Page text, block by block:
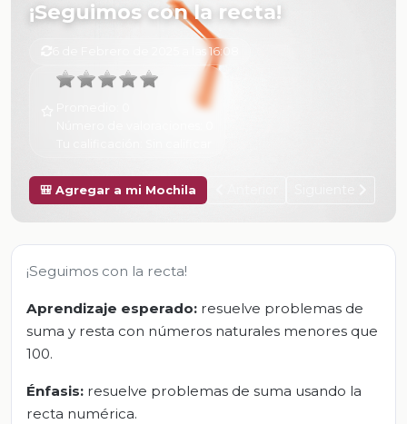
¡Seguimos con la recta!
6 de Febrero de 2025 a las 16:08
🎒 Agregar a mi Mochila
¡Seguimos con la recta!
Aprendizaje esperado: resuelve problemas de
suma y resta con números naturales menores que
100.
Énfasis: resuelve problemas de suma usando la
recta numérica.